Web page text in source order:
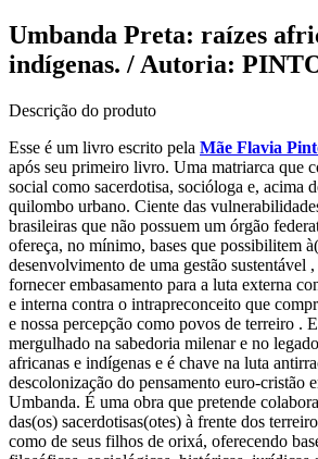
Umbanda Preta: raízes
indígenas. / Autoria:
Descrição do produto
Esse é um livro escrito pela Mãe Flavia
após seu primeiro livro. Uma matriarca que
social como sacerdotisa, socióloga e, acima
quilombo urbano. Ciente das
brasileiras que não possuem um órgão
ofereça, no mínimo, bases que possibilitem
desenvolvimento de uma gestão sustentável
fornecer embasamento para a luta externa
e interna contra o intrapreconceito que
e nossa percepção como povos de terreiro .
mergulhado na sabedoria milenar e no
africanas e indígenas e é chave na luta
descolonização do pensamento euro-cristão
Umbanda. É uma obra que pretende
das(os) sacerdotisas(otes) à frente dos
como de seus filhos de orixá, oferecendo